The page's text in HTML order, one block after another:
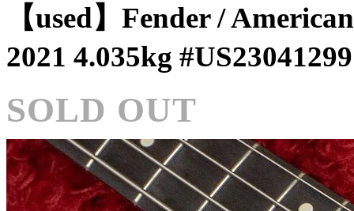
【used】Fender /
2021 4.035kg
SOLD OUT